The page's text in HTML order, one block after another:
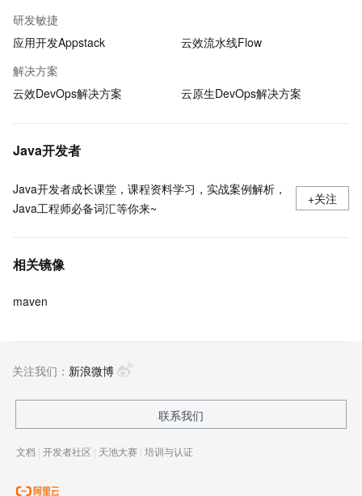
研发敏捷
应用开发Appstack
云效流水线Flow
解决方案
云效DevOps解决方案
云原生DevOps解决方案
Java开发者
Java开发者成长课堂，课程资料学习，实战案例解析，
Java工程师必备词汇等你来~
+关注
相关镜像
maven
关注我们： 新浪微博
联系我们
文档 | 开发者社区 | 天池大赛 | 培训与认证